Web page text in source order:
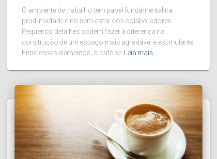
O ambiente de trabalho tem papel fundamental na
produtividade e no bem-estar dos colaboradores.
Pequenos detalhes podem fazer a diferença na
construção de um espaço mais agradável e estimulante.
Entre esses elementos, o café se
Leia mais